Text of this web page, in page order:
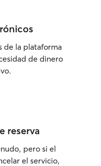
de la plataforma
de dinero
reserva
pero si el
el servicio,